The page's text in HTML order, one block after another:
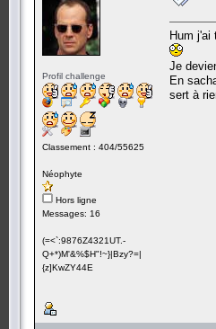
Profil challenge
Classement : 404/55625
Néophyte
Hors ligne
Messages: 16
(=<`:9876Z4321UT.-
Q+*)M'&%$H"!~}|Bzy?=|
{z]KwZY44E
Hum
Je
En
sert à